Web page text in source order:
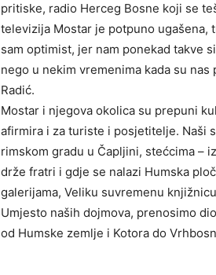
pritiske, radio Herceg Bosne koji se
televizija Mostar je potpuno ugašena,
sam optimist, jer nam ponekad takve
nego u nekim vremenima kada su
Radić.
Mostar i njegova okolica su prepuni
afirmira i za turiste i posjetitelje. Naši
rimskom gradu u Čapljini, stećcima –
drže fratri i gdje se nalazi Humska
galerijama, Veliku suvremenu
Umjesto naših dojmova, prenosimo
od Humske zemlje i Kotora do